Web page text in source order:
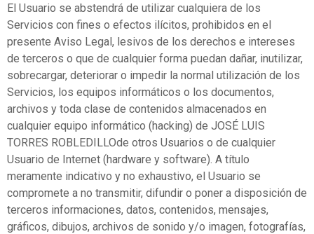
El Usuario se abstendrá de utilizar cualquiera de los
Servicios con fines o efectos ilícitos, prohibidos en el
presente Aviso Legal, lesivos de los derechos e intereses
de terceros o que de cualquier forma puedan dañar, inutilizar,
sobrecargar, deteriorar o impedir la normal utilización de los
Servicios, los equipos informáticos o los documentos,
archivos y toda clase de contenidos almacenados en
cualquier equipo informático (hacking) de JOSÉ LUIS
TORRES ROBLEDILLOde otros Usuarios o de cualquier
Usuario de Internet (hardware y software). A título
meramente indicativo y no exhaustivo, el Usuario se
compromete a no transmitir, difundir o poner a disposición de
terceros informaciones, datos, contenidos, mensajes,
gráficos, dibujos, archivos de sonido y/o imagen, fotografías,